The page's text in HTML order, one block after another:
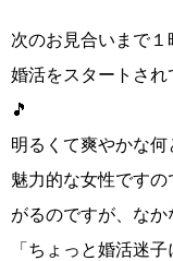
次のお見合いまで
婚活をスタートさ
🎵
明るくて爽やかな
魅力的な女性です
がるのですが、なか
「ちょっと婚活迷